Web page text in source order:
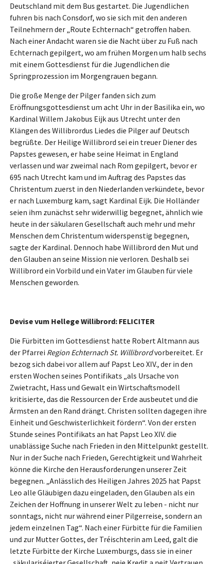
Deutschland mit dem Bus gestartet. Die Jugendlichen
fuhren bis nach Consdorf, wo sie sich mit den anderen
Teilnehmern der „Route Echternach“ getroffen haben.
Nach einer Andacht waren sie die Nacht über zu Fuß nach
Echternach gepilgert, wo am frühen Morgen um halb sechs
mit einem Gottesdienst für die Jugendlichen die
Springprozession im Morgengrauen begann.
Die große Menge der Pilger fanden sich zum
Eröffnungsgottesdienst um acht Uhr in der Basilika ein, wo
Kardinal Willem Jakobus Eijk aus Utrecht unter den
Klängen des Willibrordus Liedes die Pilger auf Deutsch
begrüßte. Der Heilige Willibrord sei ein treuer Diener des
Papstes gewesen, er habe seine Heimat in England
verlassen und war zweimal nach Rom gepilgert, bevor er
695 nach Utrecht kam und im Auftrag des Papstes das
Christentum zuerst in den Niederlanden verkündete, bevor
er nach Luxemburg kam, sagt Kardinal Eijk. Die Holländer
seien ihm zunächst sehr widerwillig begegnet, ähnlich wie
heute in der säkularen Gesellschaft auch mehr und mehr
Menschen dem Christentum widerspenstig begegnen,
sagte der Kardinal. Dennoch habe Willibrord den Mut und
den Glauben an seine Mission nie verloren. Deshalb sei
Willibrord ein Vorbild und ein Vater im Glauben für viele
Menschen geworden.
Devise vum Hellege Willibrord: FELICITER
Die Fürbitten im Gottesdienst hatte Robert Altmann aus
der Pfarrei Region Echternach St. Willibrordvorbereitet. Er
bezog sich dabei vor allem auf Papst Leo XIV., der in den
ersten Wochen seines Pontifikats „als Ursache von
Zwietracht, Hass und Gewalt ein Wirtschaftsmodell
kritisierte, das die Ressourcen der Erde ausbeutet und die
Ärmsten an den Rand drängt. Christen sollten dagegen ihre
Einheit und Geschwisterlichkeit fördern“. Von der ersten
Stunde seines Pontifikats an hat Papst Leo XIV. die
unablässige Suche nach Frieden in den Mittelpunkt gestellt.
Nur in der Suche nach Frieden, Gerechtigkeit und Wahrheit
könne die Kirche den Herausforderungen unserer Zeit
begegnen. „Anlässlich des Heiligen Jahres 2025 hat Papst
Leo alle Gläubigen dazu eingeladen, den Glauben als ein
Zeichen der Hoffnung in unserer Welt zu leben - nicht nur
sonntags, nicht nur während einer Pilgerreise, sondern an
jedem einzelnen Tag“. Nach einer Fürbitte für die Familien
und zur Mutter Gottes, der Tréischterin am Leed, galt die
letzte Fürbitte der Kirche Luxemburgs, dass sie in einer